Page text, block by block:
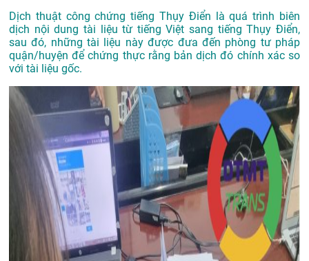
Dịch thuật công chứng tiếng Thụy Điển là quá trình biên
dịch nội dung tài liệu từ tiếng Việt sang tiếng Thụy Điển,
sau đó, những tài liệu này được đưa đến phòng tư pháp
quận/huyện để chứng thực rằng bản dịch đó chính xác so
với tài liệu gốc.